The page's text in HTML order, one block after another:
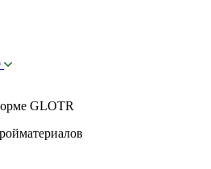
GLOTR